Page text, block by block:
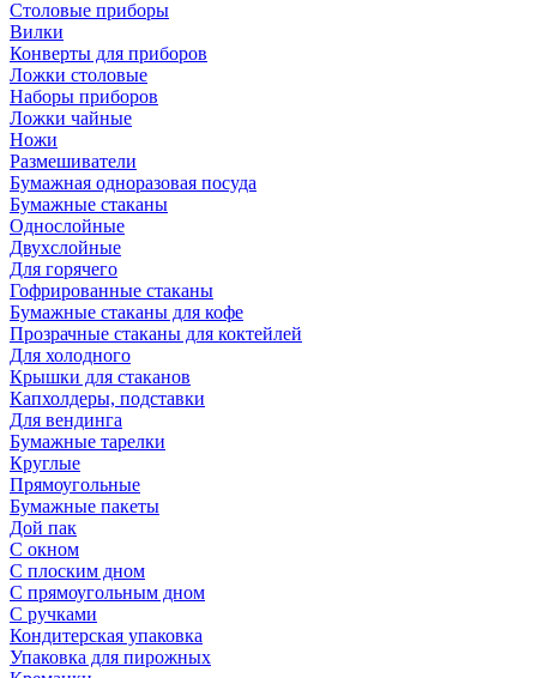
Столовые приборы
Вилки
Конверты для приборов
Ложки столовые
Наборы приборов
Ложки чайные
Ножи
Размешиватели
Бумажная одноразовая посуда
Бумажные стаканы
Однослойные
Двухслойные
Для горячего
Гофрированные стаканы
Бумажные стаканы для кофе
Прозрачные стаканы для коктейлей
Для холодного
Крышки для стаканов
Капхолдеры, подставки
Для вендинга
Бумажные тарелки
Круглые
Прямоугольные
Бумажные пакеты
Дой пак
С окном
С плоским дном
С прямоугольным дном
С ручками
Кондитерская упаковка
Упаковка для пирожных